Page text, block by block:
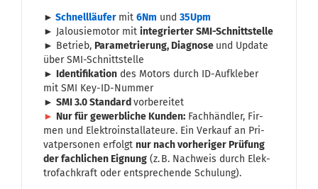
► Schnell­läu­fer mit 6Nm und 35Upm
► Ja­lou­sie­mo­tor mit in­te­grier­ter SMI-​Schnittstelle
► Be­trieb, Pa­ra­me­trie­rung, Dia­gno­se und Up­date
über SMI-​Schnittstelle
► Iden­ti­fi­ka­ti­on des Mo­tors durch ID-​Aufkleber
mit SMI Key-​ID-Nummer
► SMI 3.0 Stan­dard vor­be­rei­tet
► Nur für ge­werb­li­che Kun­den: Fach­händ­ler, Fir­
men und Elek­tro­in­stal­la­teu­re. Ein Ver­kauf an Pri­
vat­per­so­nen er­folgt nur nach vor­he­ri­ger Prü­fung
der fach­li­chen Eig­nung (z. B. Nach­weis durch Elek­
tro­fach­kraft oder ent­spre­chen­de Schu­lung).